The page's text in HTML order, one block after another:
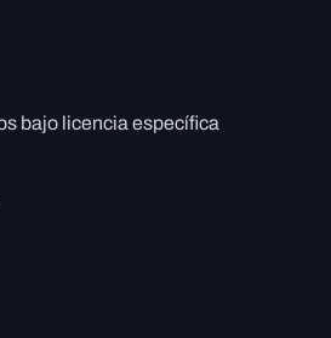
bajo licencia específica